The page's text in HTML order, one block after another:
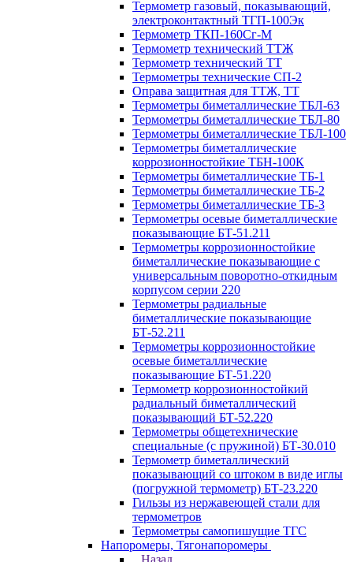
Термометр газовый, показывающий,
электроконтактный ТГП-100Эк
Термометр ТКП-160Сг-М
Термометр технический ТТЖ
Термометр технический ТТ
Термометры технические СП-2
Оправа защитная для ТТЖ, ТТ
Термометры биметаллические ТБЛ-63
Термометры биметаллические ТБЛ-80
Термометры биметаллические ТБЛ-100
Термометры биметаллические
коррозионностойкие ТБН-100К
Термометры биметаллические ТБ-1
Термометры биметаллические ТБ-2
Термометры биметаллические ТБ-3
Термометры осевые биметаллические
показывающие БТ-51.211
Термометры коррозионностойкие
биметаллические показывающие с
универсальным поворотно-откидным
корпусом серии 220
Термометры радиальные
биметаллические показывающие
БТ-52.211
Термометры коррозионностойкие
осевые биметаллические
показывающие БТ-51.220
Термометр коррозионностойкий
радиальный биметаллический
показывающий БТ-52.220
Термометры общетехнические
специальные (с пружиной) БТ-30.010
Термометр биметаллический
показывающий со штоком в виде иглы
(погружной термометр) БТ-23.220
Гильзы из нержавеющей стали для
термометров
Термометры самопишущие ТГС
Напоромеры, Тягонапоромеры
Назад